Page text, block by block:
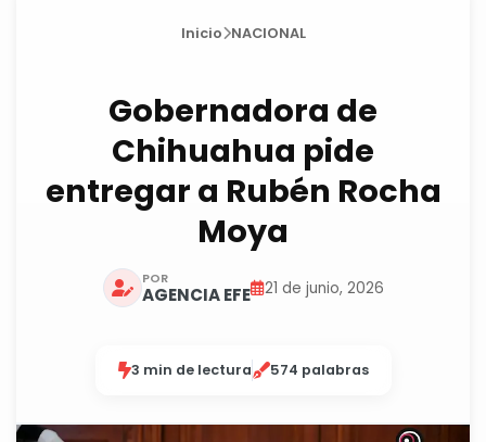
Inicio NACIONAL
Gobernadora de
Chihuahua pide
entregar a Rubén Rocha
Moya
POR
AGENCIA EFE 21 de junio, 2026
3 min de lectura 574 palabras